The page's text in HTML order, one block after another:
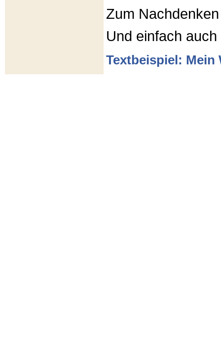
Zum Nachdenken
Und einfach
Textbeispiel: Mein